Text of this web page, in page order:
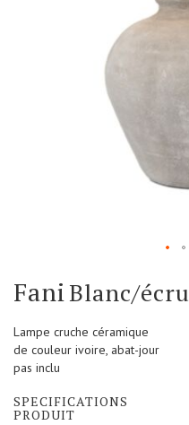
FaniBlanc/écru
to
the
beginning
of
images
gallery
Lampe cruche céramique
de couleur ivoire, abat-jour
pas inclu
SPECIFICATIONS
PRODUIT